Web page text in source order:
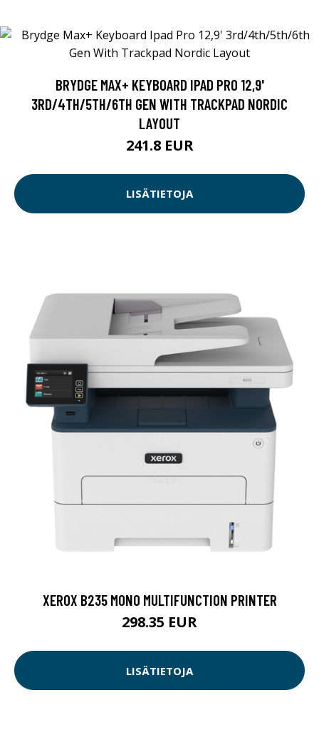
BRYDGE MAX+ KEYBOARD IPAD PRO 12,9'
3RD/4TH/5TH/6TH GEN WITH TRACKPAD NORDIC
LAYOUT
241.8 EUR
LISÄTIETOJA
XEROX B235 MONO MULTIFUNCTION PRINTER
298.35 EUR
LISÄTIETOJA